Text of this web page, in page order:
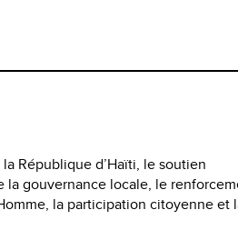
République d’Haïti, le soutien
la gouvernance locale, le
la participation citoyenne et